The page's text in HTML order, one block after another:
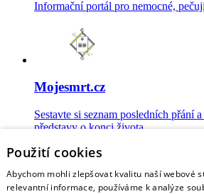
Informační portál pro nemocné,
Mojesmrt.cz
Sestavte si seznam posledních přání
představy o konci života
Použití cookies
Abychom mohli zlepšovat kvalitu naší webové
relevantní informace, používáme k analýze